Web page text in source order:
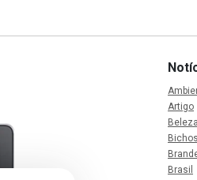
Artigo
Beleza
Bichos
Brasil